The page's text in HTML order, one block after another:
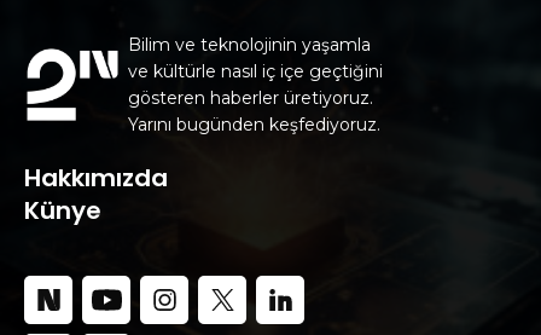
Bilim ve teknolojinin yaşamla
ve kültürle nasıl iç içe geçtiğini
gösteren haberler üretiyoruz.
Yarını bugünden keşfediyoruz.
Hakkımızda
Künye